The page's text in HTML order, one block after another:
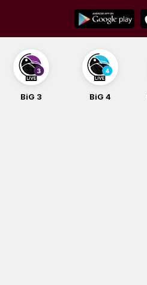
content
BiG 3 BiG 4